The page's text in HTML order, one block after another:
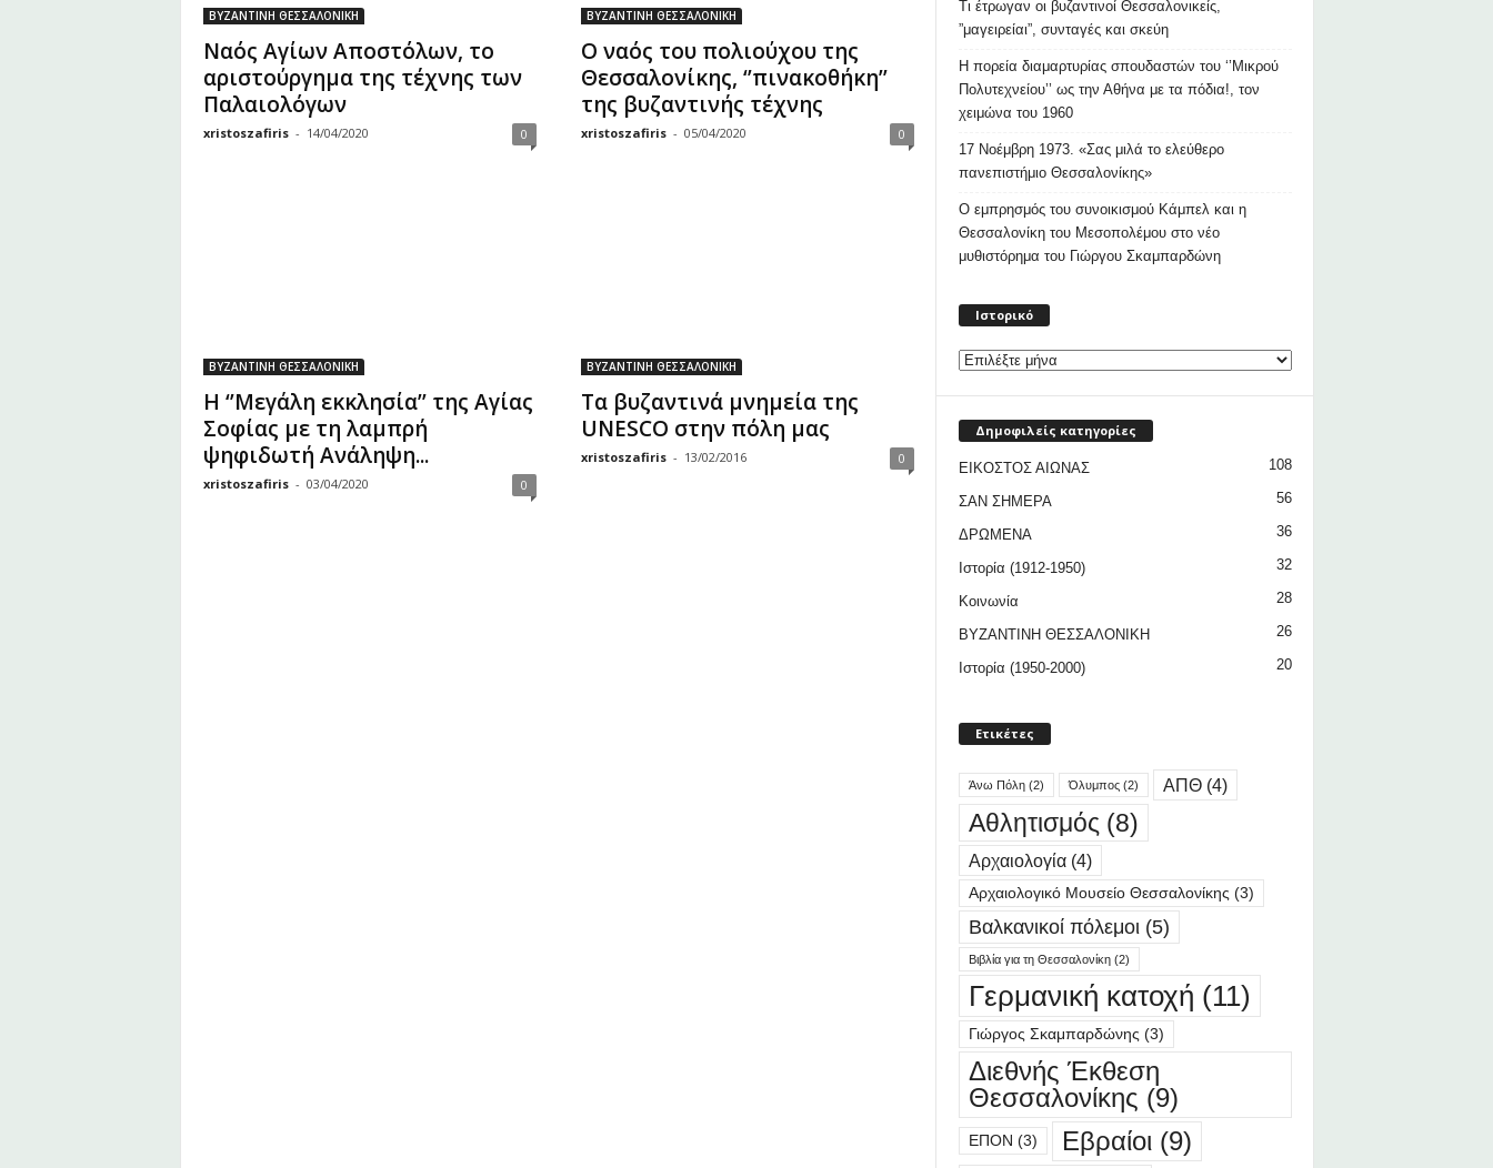
ΒΥΖΑΝΤΙΝΗ ΘΕΣΣΑΛΟΝΙΚΗ
Ναός Αγίων Αποστόλων, το
αριστούργημα της τέχνης των
Παλαιολόγων
xristoszafiris - 14/04/2020 0
ΒΥΖΑΝΤΙΝΗ ΘΕΣΣΑΛΟΝΙΚΗ
Ο ναός του πολιούχου της
Θεσσαλονίκης, ‘’πινακοθήκη’’
της βυζαντινής τέχνης
xristoszafiris - 05/04/2020 0
ΒΥΖΑΝΤΙΝΗ ΘΕΣΣΑΛΟΝΙΚΗ
Η ‘’Μεγάλη εκκλησία’’ της Αγίας
Σοφίας με τη λαμπρή
ψηφιδωτή Ανάληψη...
xristoszafiris - 03/04/2020 0
ΒΥΖΑΝΤΙΝΗ ΘΕΣΣΑΛΟΝΙΚΗ
Τα βυζαντινά μνημεία της
UNESCO στην πόλη μας
xristoszafiris - 13/02/2016 0
Τι έτρωγαν οι βυζαντινοί Θεσσαλονικείς,
”μαγειρείαι”, συνταγές και σκεύη
Η πορεία διαμαρτυρίας σπουδαστών του ‘’Μικρού
Πολυτεχνείου’’ ως την Αθήνα με τα πόδια!, τον
χειμώνα του 1960
17 Νοέμβρη 1973. «Σας μιλά το ελεύθερο
πανεπιστήμιο Θεσσαλονίκης»
Ο εμπρησμός του συνοικισμού Κάμπελ και η
Θεσσαλονίκη του Μεσοπολέμου στο νέο
μυθιστόρημα του Γιώργου Σκαμπαρδώνη
Ιστορικό
Δημοφιλείς κατηγορίες
ΕΙΚΟΣΤΟΣ ΑΙΩΝΑΣ 108
ΣΑΝ ΣΗΜΕΡΑ 56
ΔΡΩΜΕΝΑ 36
Ιστορία (1912-1950) 32
Κοινωνία 28
ΒΥΖΑΝΤΙΝΗ ΘΕΣΣΑΛΟΝΙΚΗ 26
Ιστορία (1950-2000) 20
Ετικέτες
Άνω Πόλη(2) Όλυμπος(2) ΑΠΘ(4)
Αθλητισμός (8)
Αρχαιολογία(4)
Αρχαιολογικό Μουσείο Θεσσαλονίκης (3)
Βαλκανικοί πόλεμοι (5)
Βιβλία για τη Θεσσαλονίκη(2)
Γερμανική κατοχή (11)
Γιώργος Σκαμπαρδώνης (3)
Διεθνής Έκθεση
Θεσσαλονίκης (9)
ΕΠΟΝ (3) Εβραίοι (9)